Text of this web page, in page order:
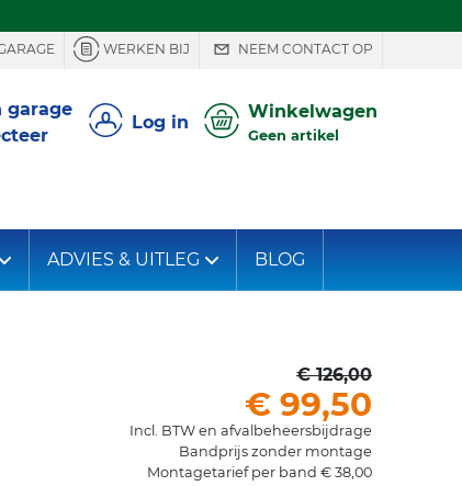
WERKEN BIJ NEEM CONTACT OP
garage
Log in Winkelwagen
Geen artikel
ADVIES & UITLEG BLOG
€ 126,00
€ 99,50
Incl. BTW en afvalbeheersbijdrage
Bandprijs zonder montage
Montagetarief per band € 38,00